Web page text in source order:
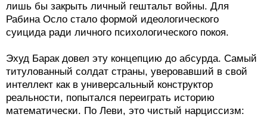
лишь бы закрыть личный гештальт войны. Для
Рабина Осло стало формой идеологического
суицида ради личного психологического покоя.
Эхуд Барак довел эту концепцию до абсурда. Самый
титулованный солдат страны, уверовавший в свой
интеллект как в универсальный конструктор
реальности, попытался переиграть историю
математически. По Леви, это чистый нарциссизм: